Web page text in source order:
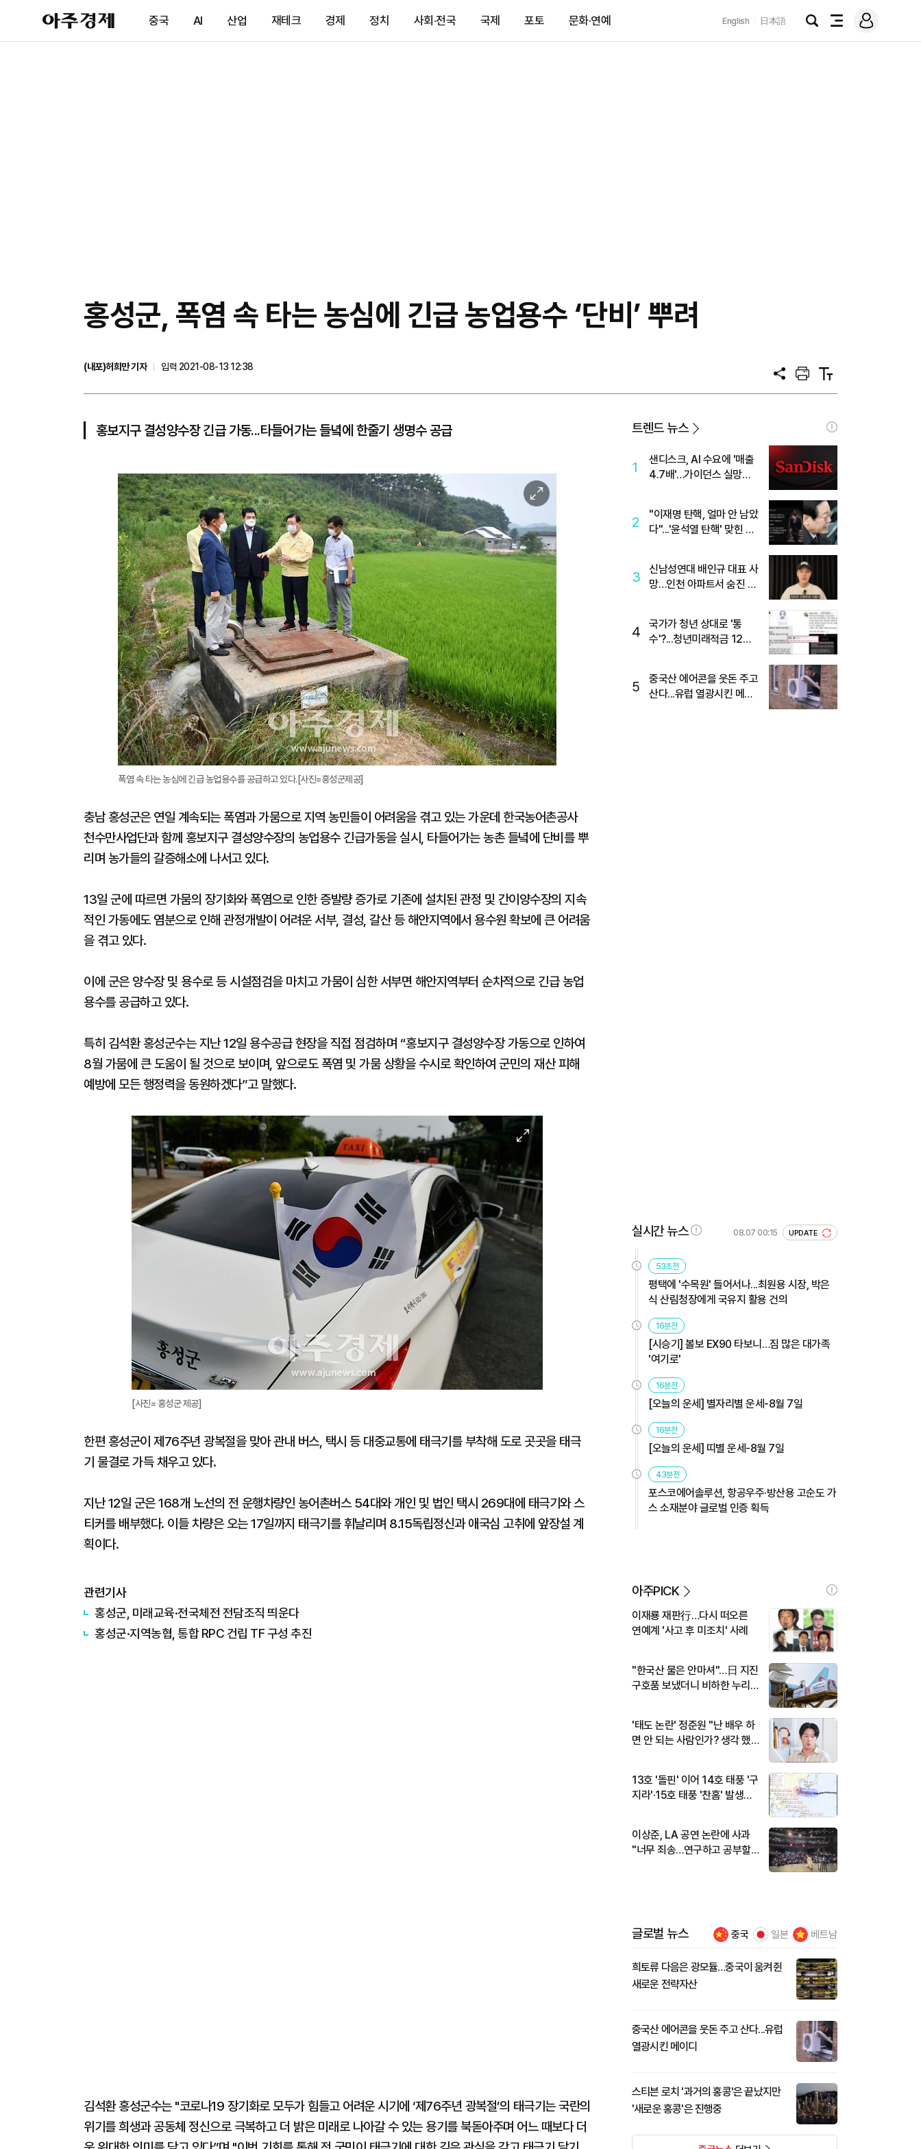
아
주
제
중국 AI 산업 재테크 경제 정치 사회·전국 국제 포토 문화·연예 English 日本語
검
전
메
그
홍성군, 폭염 속 타는 농심에 긴급 농업용수 ‘단비’ 뿌려
(내포)허희만 기자
입력 2021-08-13 12:38
공
프
트
텍
트
홍보지구 결성양수장 긴급 가동...타들어가는 들녘에 한줄기 생명수 공급
이
미
지
확
폭염 속 타는 농심에 긴급 농업용수를 공급하고 있다.[사진=홍성군제공]
충남 홍성군은 연일 계속되는 폭염과 가뭄으로 지역 농민들이 어려움을 겪고 있는 가운데 한국농어촌공사
천수만사업단과 함께 홍보지구 결성양수장의 농업용수 긴급가동을 실시, 타들어가는 농촌 들녘에 단비를 뿌
리며 농가들의 갈증해소에 나서고 있다.
13일 군에 따르면 가뭄의 장기화와 폭염으로 인한 증발량 증가로 기존에 설치된 관정 및 간이양수장의 지속
적인 가동에도 염분으로 인해 관정개발이 어려운 서부, 결성, 갈산 등 해안지역에서 용수원 확보에 큰 어려움
을 겪고 있다.
이에 군은 양수장 및 용수로 등 시설점검을 마치고 가뭄이 심한 서부면 해안지역부터 순차적으로 긴급 농업
용수를 공급하고 있다.
특히 김석환 홍성군수는 지난 12일 용수공급 현장을 직접 점검하며 “홍보지구 결성양수장 가동으로 인하여
8월 가뭄에 큰 도움이 될 것으로 보이며, 앞으로도 폭염 및 가뭄 상황을 수시로 확인하여 군민의 재산 피해
예방에 모든 행정력을 동원하겠다”고 말했다.
지
확
대
[사진= 홍성군 제공]
한편 홍성군이 제76주년 광복절을 맞아 관내 버스, 택시 등 대중교통에 태극기를 부착해 도로 곳곳을 태극
기 물결로 가득 채우고 있다.
지난 12일 군은 168개 노선의 전 운행차량인 농어촌버스 54대와 개인 및 법인 택시 269대에 태극기와 스
티커를 배부했다. 이들 차량은 오는 17일까지 태극기를 휘날리며 8.15독립정신과 애국심 고취에 앞장설 계
획이다.
관련기사
홍성군, 미래교육·전국체전 전담조직 띄운다
홍성군·지역농협, 통합 RPC 건립 TF 구성 추진
김석환 홍성군수는 "코로나19 장기화로 모두가 힘들고 어려운 시기에 ‘제76주년 광복절’의 태극기는 국란의
위기를 희생과 공동체 정신으로 극복하고 더 밝은 미래로 나아갈 수 있는 용기를 북돋아주며 어느 때보다 더
트렌드 뉴스
1
샌디스크, AI 수요에 '매출
4.7배'…가이던스 실망에
2
"이재명 탄핵, 얼마 안 남았
다"...'윤석열 탄핵' 맞힌 무
3
신남성연대 배인규 대표 사
망…인천 아파트서 숨진 채
4
국가가 청년 상대로 '통
수'?...청년미래적금 12%
5
중국산 에어콘을 웃돈 주고
산다...유럽 열광시킨 메이
실시간 뉴스 08.07 00:15 UPDATE
53초전
평택에 '수목원' 들어서나...최원용 시장, 박은
식 산림청장에게 국유지 활용 건의
16분전
[시승기] 볼보 EX90 타보니…짐 많은 대가족
'여기로'
16분전
[오늘의 운세] 별자리별 운세-8월 7일
16분전
[오늘의 운세] 띠별 운세-8월 7일
43분전
포스코에어솔루션, 항공우주·방산용 고순도 가
스 소재분야 글로벌 인증 획득
아주PICK
이재룡 재판行…다시 떠오른
연예계 '사고 후 미조치' 사례
"한국산 물은 안마셔"…日 지진
구호품 보냈더니 비하한 누리
'태도 논란' 정준원 "난 배우 하
면 안 되는 사람인가? 생각 했
13호 '돌핀' 이어 14호 태풍 '구
지라'·15호 태풍 '찬홈' 발생…
이상준, LA 공연 논란에 사과
"너무 죄송…연구하고 공부할
글로벌 뉴스 중국 일본 베트남
희토류 다음은 광모듈…중국이 움켜쥔
새로운 전략자산
중국산 에어콘을 웃돈 주고 산다...유럽
열광시킨 메이디
스티븐 로치 '과거의 홍콩'은 끝났지만
'새로운 홍콩'은 진행중